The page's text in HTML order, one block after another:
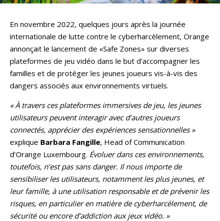
En novembre 2022, quelques jours après la journée
internationale de lutte contre le cyberharcèlement, Orange
annonçait le lancement de «Safe Zones» sur diverses
plateformes de jeu vidéo dans le but d’accompagner les
familles et de protéger les jeunes joueurs vis-à-vis des
dangers associés aux environnements virtuels.
« À travers ces plateformes immersives de jeu, les jeunes
utilisateurs peuvent interagir avec d’autres joueurs
connectés, apprécier des expériences sensationnelles »
explique Barbara Fangille, Head of Communication
d’Orange Luxembourg. Évoluer dans ces environnements,
toutefois, n’est pas sans danger. Il nous importe de
sensibiliser les utilisateurs, notamment les plus jeunes, et
leur famille, à une utilisation responsable et de prévenir les
risques, en particulier en matière de cyberharcèlement, de
sécurité ou encore d’addiction aux jeux vidéo. »